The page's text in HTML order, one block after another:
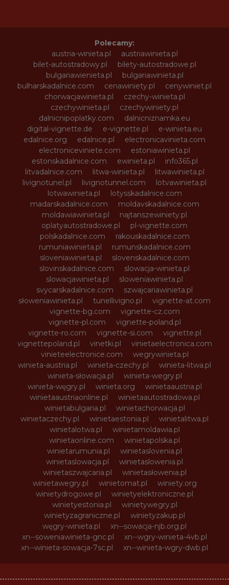
Polecamy:
austria-winieta.pl
austriawinieta.pl
bilet-autostradowy.pl
bilety-autostradowe.pl
bulgariawienieta.pl
bulgariawinieta.pl
bulharskadalnice.com
cenawiniety.pl
cenywiniet.pl
chorwacjawinieta.pl
czechy-winieta.pl
czechywinieta.pl
czechywiniety.pl
dalnicnipoplatky.com
dalnicniznamka.eu
digital-vignette.de
e-vignette.pl
e-winieta.eu
edalnice.org
edalnice.pl
electronicavinieta.com
electroniceviniete.com
estoniawinieta.pl
estonskadalnice.com
ewinieta.pl
info365.pl
litvadalnice.com
litwa-winieta.pl
litwawinieta.pl
livignotunel.pl
livignotunnel.com
lotvawinieta.pl
lotwawinieta.pl
lotysskadalnice.com
madarskadalnice.com
moldavskadalnice.com
moldawiawinieta.pl
najtanszewiniety.pl
oplatyautostradowe.pl
pl-vignette.com
polskadalnice.com
rakouskadalnice.com
rumuniawinieta.pl
rumunskadalnice.com
sloveniawinieta.pl
slovenskadalnice.com
slovinskadalnice.com
slowacja-winieta.pl
slowacjawinieta.pl
sloweniawinieta.pl
svycarskadalnice.com
szwajcariawinieta.pl
słoweniawinieta.pl
tunellivigno.pl
vignette-at.com
vignette-bg.com
vignette-cz.com
vignette-pl.com
vignette-poland.pl
vignette-ro.com
vignette-si.com
vignette.pl
vignettepoland.pl
vinetki.pl
vinietaelectronica.com
vinieteelectronice.com
wegrywinieta.pl
winieta-austria.pl
winieta-czechy.pl
winieta-litwa.pl
winieta-słowacja.pl
winieta-wegry.pl
winieta-węgry.pl
winieta.org
winietaaustria.pl
winietaaustriaonline.pl
winietaautostradowa.pl
winietabulgaria.pl
winietachorwacja.pl
winietaczechy.pl
winietaestonia.pl
winietalitwa.pl
winietalotwa.pl
winietamoldawia.pl
winietaonline.com
winietapolska.pl
winietarumunia.pl
winietaslovenia.pl
winietaslowacja.pl
winietaslowenia.pl
winietaszwajcaria.pl
winietasłowenia.pl
winietawegry.pl
winietomat.pl
winiety.org
winietydrogowe.pl
winietyelektroniczne.pl
winietyestonia.pl
winietywegry.pl
winietyzagraniczne.pl
winietyzakup.pl
węgry-winieta.pl
xn--sowacja-njb.org.pl
xn--soweniawinieta-gnc.pl
xn--wgry-winieta-4vb.pl
xn--winieta-sowacja-7sc.pl
xn--winieta-wgry-dwb.pl